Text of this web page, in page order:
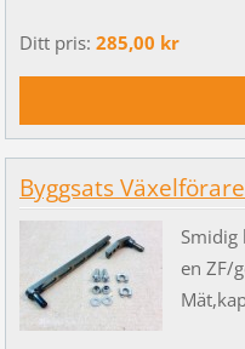
Ditt pris: 285,00 kr
Byggsats
Smidig
en ZF/